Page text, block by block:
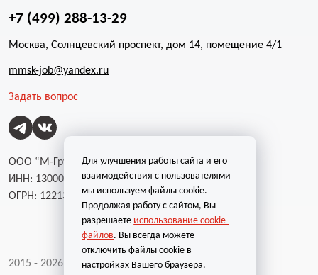
+7 (499) 288-13-29
Москва, Солнцевский проспект, дом 14, помещение 4/1
mmsk-job@yandex.ru
Задать вопрос
ООО “М-Групп”
ИНН: 1300002787
ОГРН: 1221300004232
2015 - 2026 | Все права защищены
Для улучшения работы сайта и его
взаимодействия с пользователями
мы используем файлы cookie.
Продолжая работу с сайтом, Вы
разрешаете использование cookie-
файлов. Вы всегда можете
отключить файлы cookie в
настройках Вашего браузера.